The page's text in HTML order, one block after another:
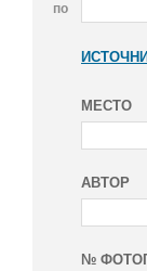
по
МЕСТО
АВТОР
№